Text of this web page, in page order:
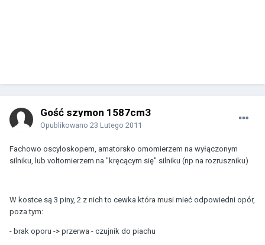
Gość szymon 1587cm3
Opublikowano 23 Lutego 2011
Fachowo oscyloskopem, amatorsko omomierzem na wyłączonym
silniku, lub voltomierzem na "kręcącym się" silniku (np na rozruszniku)
W kostce są 3 piny, 2 z nich to cewka która musi mieć odpowiedni opór,
poza tym:
- brak oporu -> przerwa - czujnik do piachu